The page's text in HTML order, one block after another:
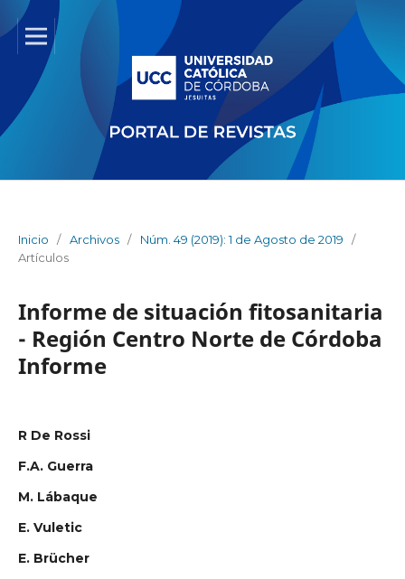
Inicio / Archivos / Núm. 49 (2019): 1 de Agosto de 2019
/
Artículos
Informe de situación fitosanitaria
- Región Centro Norte de Córdoba
Informe
R De Rossi
F.A. Guerra
M. Lábaque
E. Vuletic
E. Brücher